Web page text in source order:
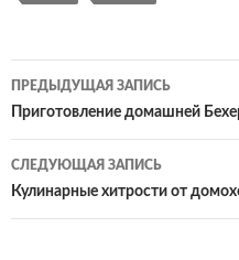
Навигация
по
записям
ПРЕДЫДУЩАЯ ЗАПИСЬ
Приготовление домашней
СЛЕДУЮЩАЯ ЗАПИСЬ
Кулинарные хитрости от